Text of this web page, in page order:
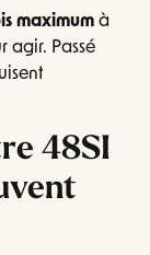
maximum à
agir. Passé
48SI